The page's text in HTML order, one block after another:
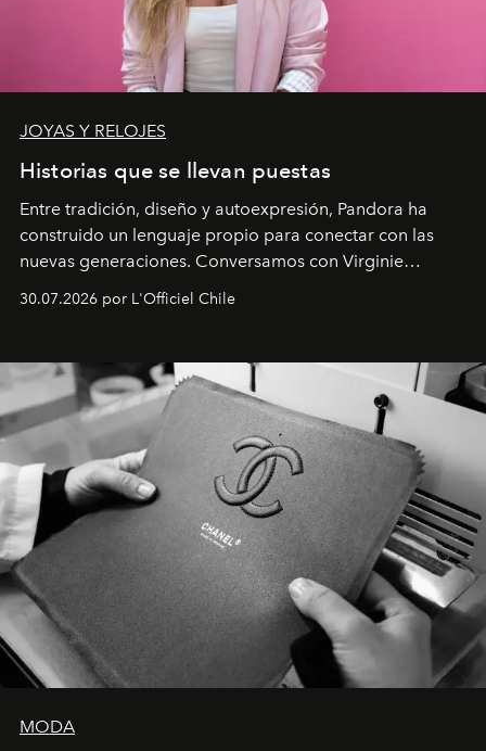
JOYAS Y RELOJES
Historias que se llevan puestas
Entre tradición, diseño y autoexpresión, Pandora ha
construido un lenguaje propio para conectar con las
nuevas generaciones. Conversamos con Virginie
Latinoamérica, sobre identidad, cultura y el valor
30.07.2026 por L'Officiel Chile
MODA